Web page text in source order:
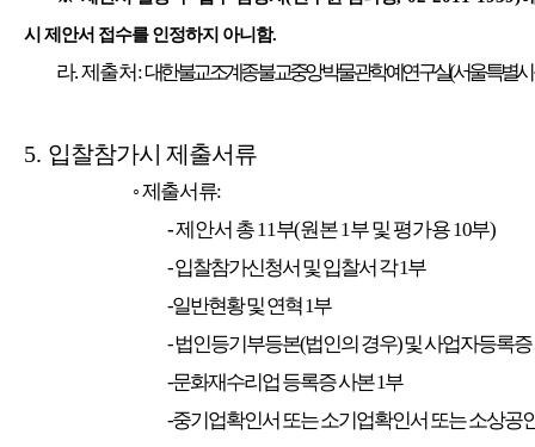
시 제안서 접수를 인정하지 아니함.
라.제출처:대한불교조계종 불교중앙박물관 학예연구실(서울특별시
5. 입찰참가시 제출서류
◦제출서류:
-제안서 총11부(원본1부 및 평가용10부)
-입찰참가신청서 및 입찰서 각1부
-일반현황 및 연혁1부
-법인등기부등본(법인의 경우)및 사업자등록
-문화재수리업 등록증 사본1부
-중기업확인서 또는 소기업확인서 또는 소상공